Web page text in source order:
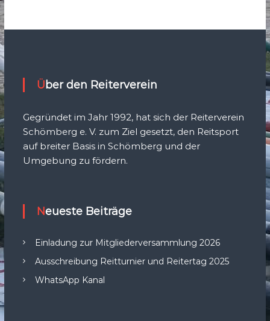
Über den Reiterverein
Gegründet im Jahr 1992, hat sich der Reiterverein
Schömberg e. V. zum Ziel gesetzt, den Reitsport
auf breiter Basis in Schömberg und der
Umgebung zu fördern.
Neueste Beiträge
Einladung zur Mitgliederversammlung 2026
Ausschreibung Reitturnier und Reitertag 2025
WhatsApp Kanal